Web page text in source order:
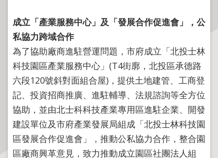
訊
機
介
紹
業
務
資
訊
成立「產業服務中心」及「發展合作促進會」，公
私協力跨域合作
為了協助廠商進駐營運問題，市府成立「北投士林
科技園區產業服務中心」(T4街廓，北投區承德路
六段120號斜對面組合屋)，提供土地建管、工商登
記、投資招商推廣、進駐輔導、法規諮詢等全方位
協助，並由北士科科技產業專用區進駐企業、開發
建設單位及市府產業發展局組成「北投士林科技園
區發展合作促進會」，推動公私協力合作，整合園
區廠商興革意見，致力推動成立園區社團法人組